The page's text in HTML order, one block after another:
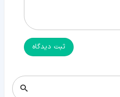
ثبت دیدگاه